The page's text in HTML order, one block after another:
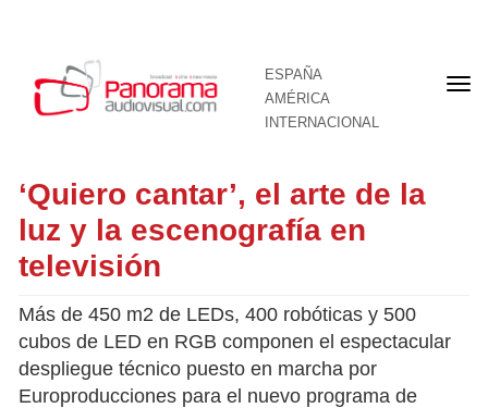
ESPAÑA
AMÉRICA
INTERNACIONAL
‘Quiero cantar’, el arte de la
luz y la escenografía en
televisión
Más de 450 m2 de LEDs, 400 robóticas y 500
cubos de LED en RGB componen el espectacular
despliegue técnico puesto en marcha por
Europroducciones para el nuevo programa de